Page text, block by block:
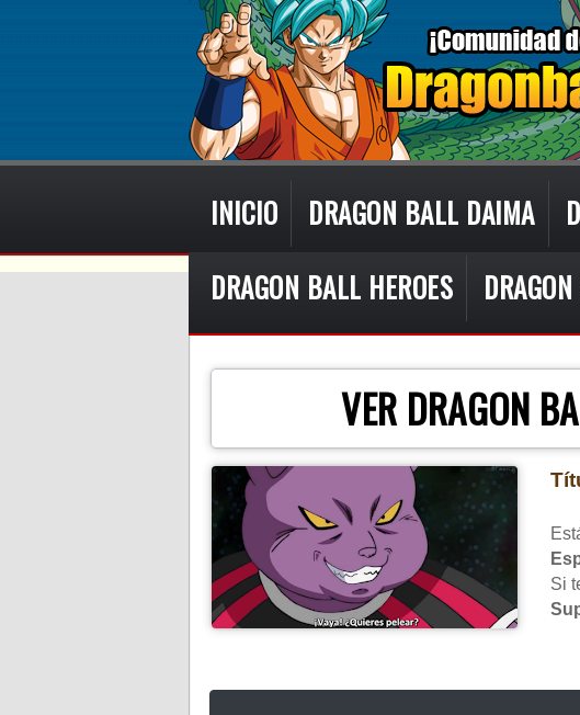
INICIO DRAGON BALL DAIMA
DRAGON BALL HEROES
VER DRAGON
Si